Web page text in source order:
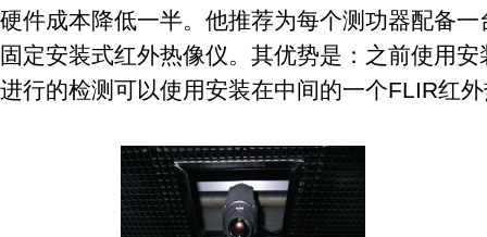
硬件成本降低一半。他推荐为每个测功器配备
固定安装式红外热像仪。其优势是：之前使用
进行的检测可以使用安装在中间的一个FLIR红